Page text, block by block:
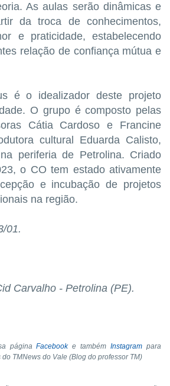
As aulas serão dinâmicas e
da troca de conhecimentos,
e praticidade, estabelecendo
relação de confiança mútua e
é o idealizador deste projeto
O grupo é composto pelas
Cátia Cardoso e Francine
cultural Eduarda Calisto,
periferia de Petrolina. Criado
o CO tem estado ativamente
e incubação de projetos
na região.
01.
Carvalho - Petrolina (PE).
páginaFacebooke tambémInstagram para
do TMNews do Vale (Blog do professor TM)